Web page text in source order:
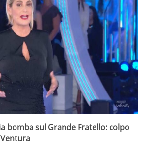
bomba sul Grande Fratello: colpo